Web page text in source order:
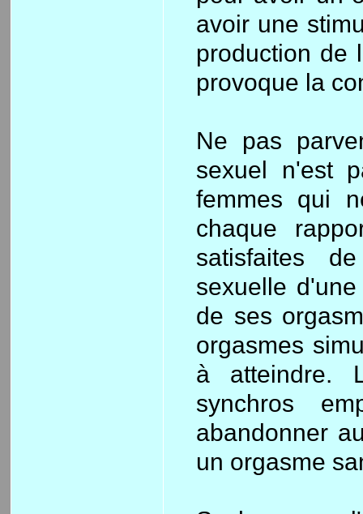
avoir une
production de
provoque la
Ne pas
sexuel n'est
femmes qui
chaque
satisfaites
sexuelle
de ses
orgasmes
à atteindre.
synchros
abandonner
un orgasme